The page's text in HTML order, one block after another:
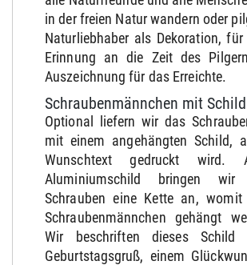
in der freien Natur wandern oder
Naturliebhaber als Dekoration,
Erinnung an die Zeit des
Auszeichnung für das Erreichte.
Schraubenmännchen mit Schild
Optional liefern wir das
mit einem angehängten Schild,
Wunschtext gedruckt wird.
Aluminiumschild bringen
Schrauben eine Kette an,
Schraubenmännchen gehängt
Wir beschriften dieses Schild
Geburtstagsgruß, einem